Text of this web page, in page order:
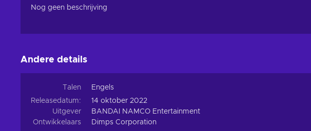
Nog geen beschrijving
Andere details
Talen
Engels
Releasedatum:
14 oktober 2022
Uitgever
BANDAI NAMCO Entertainment
Ontwikkelaars
Dimps Corporation